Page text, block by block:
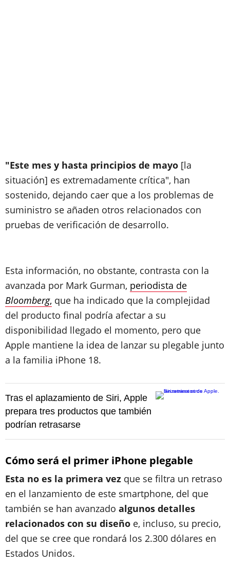
"Este mes y hasta principios de mayo [la
situación] es extremadamente crítica", han
sostenido, dejando caer que a los problemas de
suministro se añaden otros relacionados con
pruebas de verificación de desarrollo.
Esta información, no obstante, contrasta con la
avanzada por Mark Gurman, periodista de
Bloomberg, que ha indicado que la complejidad
del producto final podría afectar a su
disponibilidad llegado el momento, pero que
Apple mantiene la idea de lanzar su plegable junto
a la familia iPhone 18.
Tras el aplazamiento de Siri, Apple
prepara tres productos que también
podrían retrasarse
Cómo será el primer iPhone plegable
Esta no es la primera vez que se filtra un retraso
en el lanzamiento de este smartphone, del que
también se han avanzado algunos detalles
relacionados con su diseño e, incluso, su precio,
del que se cree que rondará los 2.300 dólares en
Estados Unidos.